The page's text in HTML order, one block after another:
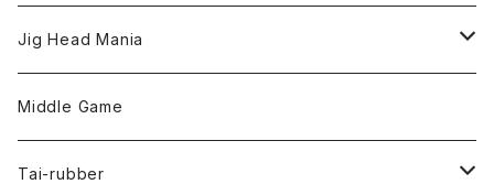
LightGame Worm
Bスネイクmicro
Fリトリーバー
Snap
Handle Knob
Jig Head Mania
Phase-up
ピカルヘッド
LEVEL6
Middle Game
Tai-rubber